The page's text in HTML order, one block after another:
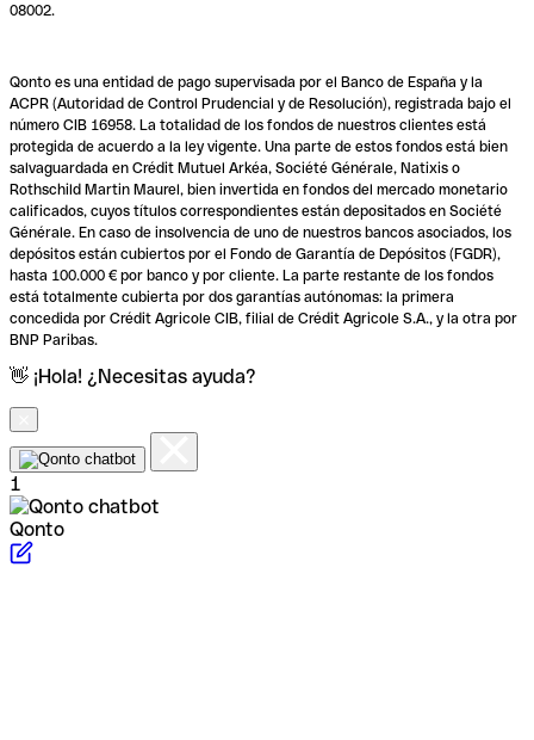
08002.
Qonto es una entidad de pago supervisada por el Banco de España y la
ACPR (Autoridad de Control Prudencial y de Resolución), registrada bajo el
número CIB 16958. La totalidad de los fondos de nuestros clientes está
protegida de acuerdo a la ley vigente. Una parte de estos fondos está bien
salvaguardada en Crédit Mutuel Arkéa, Société Générale, Natixis o
Rothschild Martin Maurel, bien invertida en fondos del mercado monetario
calificados, cuyos títulos correspondientes están depositados en Société
Générale. En caso de insolvencia de uno de nuestros bancos asociados, los
depósitos están cubiertos por el Fondo de Garantía de Depósitos (FGDR),
hasta 100.000 € por banco y por cliente. La parte restante de los fondos
está totalmente cubierta por dos garantías autónomas: la primera
concedida por Crédit Agricole CIB, filial de Crédit Agricole S.A., y la otra por
BNP Paribas.
👋 ¡Hola! ¿Necesitas ayuda?
1
Qonto